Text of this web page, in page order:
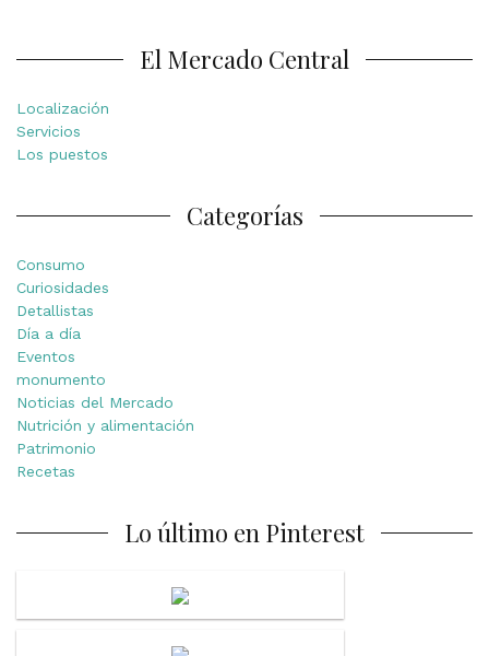
El Mercado Central
Localización
Servicios
Los puestos
Categorías
Consumo
Curiosidades
Detallistas
Día a día
Eventos
monumento
Noticias del Mercado
Nutrición y alimentación
Patrimonio
Recetas
Lo último en Pinterest